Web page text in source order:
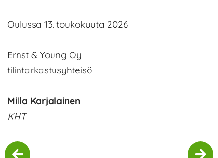
Oulussa 13. toukokuuta 2026
Ernst & Young Oy
tilintarkastusyhteisö
Milla Karjalainen
KHT